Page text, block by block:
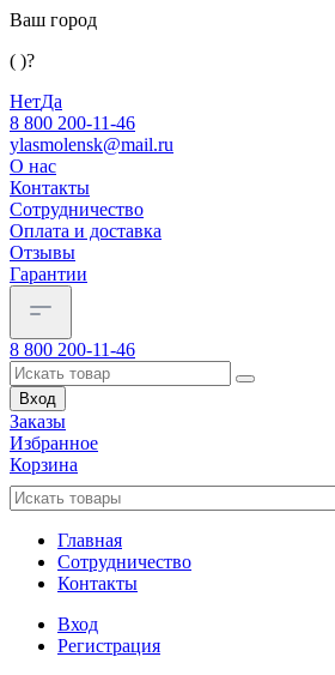
Ваш город
( )?
НетДа
8 800 200-11-46
ylasmolensk@mail.ru
О нас
Контакты
Сотрудничество
Оплата и доставка
Отзывы
Гарантии
8 800 200-11-46
Вход
Заказы
Избранное
Корзина
Главная
Сотрудничество
Контакты
Вход
Регистрация